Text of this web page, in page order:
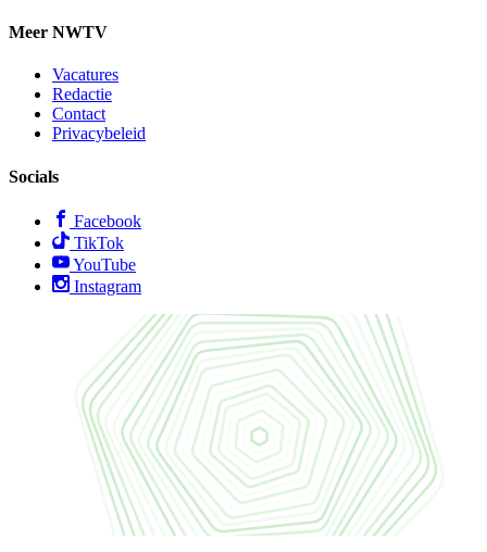
Meer NWTV
Vacatures
Redactie
Contact
Privacybeleid
Socials
Facebook
TikTok
YouTube
Instagram